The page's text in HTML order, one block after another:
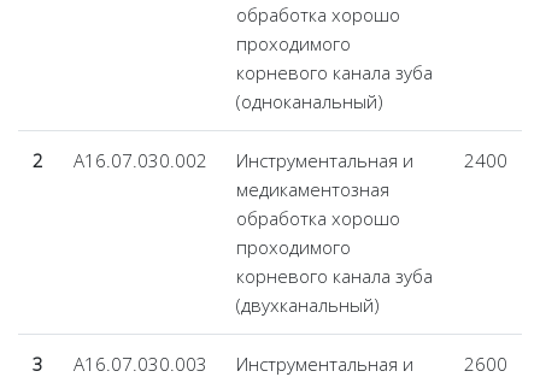
обработка хорошо
проходимого
корневого канала зуба
(одноканальный)
2 А16.07.030.002
Инструментальная и
медикаментозная
обработка хорошо
проходимого
корневого канала зуба
(двухканальный)
2400
3 А16.07.030.003
Инструментальная и
2600